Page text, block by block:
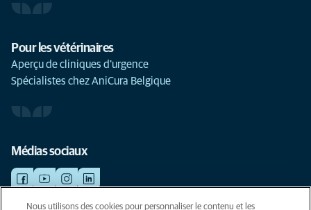
Pour les vétérinaires
Aperçu de cliniques d'urgence
Spécialistes chez AniCura Belgique
Médias sociaux
Nous utilisons des cookies pour personnaliser le contenu et les